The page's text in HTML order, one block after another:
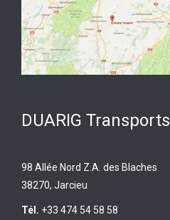
DUARIG Transports
98 Allée Nord Z.A. des Blaches
38270, Jarcieu
Tél. +33 474 54 58 58